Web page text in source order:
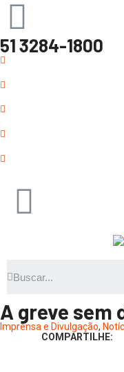
51 3284-1800
A greve sem
Imprensa e Divulgação,
COMPARTILHE: